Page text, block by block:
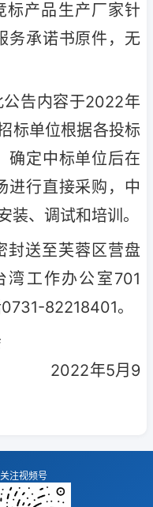
标产品生产厂家针
务承诺书原件，无
告内容于2022年
标单位根据各投标
确定中标单位后在
进行直接采购，中
装、调试和培训。
封送至芙蓉区营盘
工作办公室701
82218401。
5月9
关注视频号